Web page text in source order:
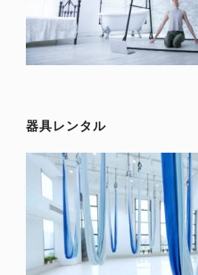
器具レンタル